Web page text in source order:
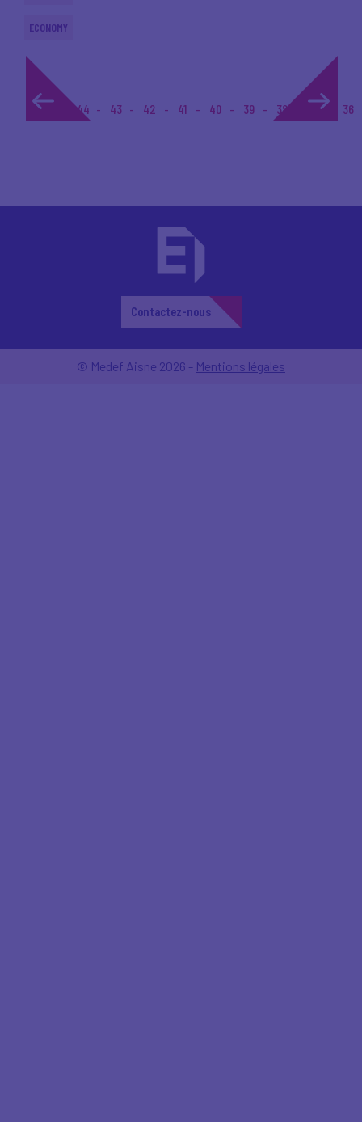
ECONOMY
1... 44 43 42 41 40 39 38 36
Contactez-nous
© Medef Aisne 2026 - Mentions légales